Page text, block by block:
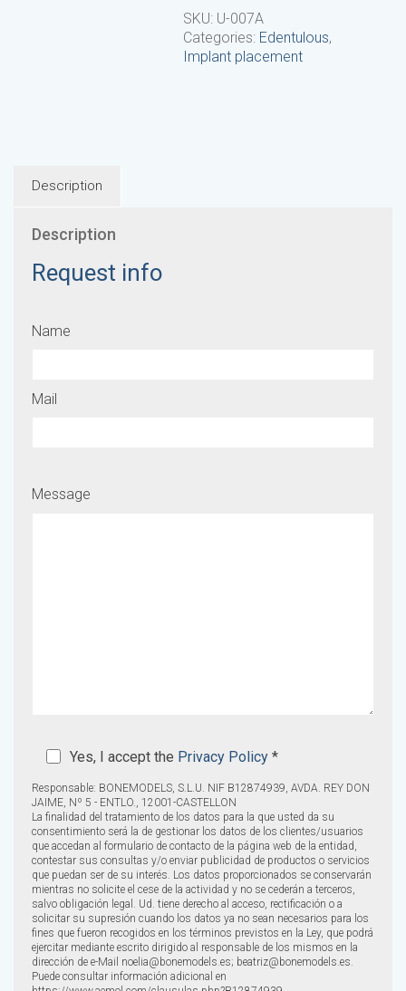
SKU: U-007A
Categories: Edentulous,
Implant placement
Description
Description
Request info
Name
Mail
Message
Yes, I accept the Privacy Policy *
Responsable: BONEMODELS, S.L.U. NIF B12874939, AVDA. REY DON
JAIME, Nº 5 - ENTLO., 12001-CASTELLON
La finalidad del tratamiento de los datos para la que usted da su
consentimiento será la de gestionar los datos de los clientes/usuarios
que accedan al formulario de contacto de la página web de la entidad,
contestar sus consultas y/o enviar publicidad de productos o servicios
que puedan ser de su interés. Los datos proporcionados se conservarán
mientras no solicite el cese de la actividad y no se cederán a terceros,
salvo obligación legal. Ud. tiene derecho al acceso, rectificación o a
solicitar su supresión cuando los datos ya no sean necesarios para los
fines que fueron recogidos en los términos previstos en la Ley, que podrá
ejercitar mediante escrito dirigido al responsable de los mismos en la
dirección de e-Mail noelia@bonemodels.es; beatriz@bonemodels.es.
Puede consultar información adicional en